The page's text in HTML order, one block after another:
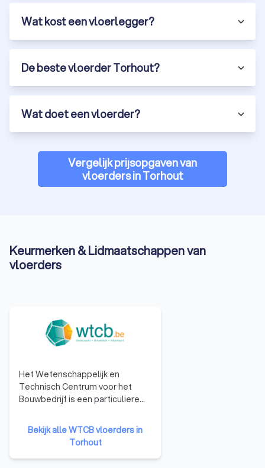
Wat kost een vloerlegger?
De beste vloerder Torhout?
Wat doet een vloerder?
Vergelijk prijsopgaven van
vloerders in Torhout
Keurmerken & Lidmaatschappen van
vloerders
Het Wetenschappelijk en
Technisch Centrum voor het
Bouwbedrijf is een particuliere
in 1960 om het toegepaste
onderzoek in de industrie te
bevorderen en zo het
concurrentievermogen te
Bekijk alle WTCB vloerders in
Torhout